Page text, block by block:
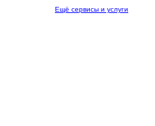
Ещё сервисы и услуги